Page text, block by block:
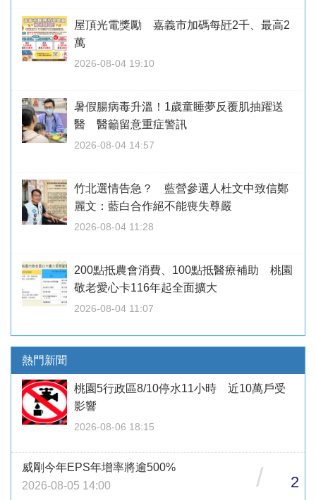
屋頂光電獎勵 嘉義市加碼每瓩2千、最高2
萬
2026-08-04 19:10
暑假腸病毒升溫！1歲童睡夢反覆肌抽躍送
醫 醫籲留意重症警訊
2026-08-04 14:57
竹北選情告急？ 藍營參選人杜文中致信鄭
麗文：藍白合作絕不能喪失尊嚴
2026-08-04 11:28
200點抵農會消費、100點抵醫療補助 桃園
敬老愛心卡116年起全面擴大
2026-08-04 11:07
熱門新聞
桃園5行政區8/10停水11小時 近10萬戶受
影響
2026-08-06 18:15
威剛今年EPS年增率將逾500%
2026-08-05 14:00
/ 2